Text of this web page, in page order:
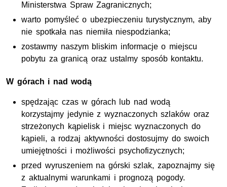
Ministerstwa Spraw Zagranicznych;
warto pomyśleć o ubezpieczeniu turystycznym, aby
nie spotkała nas niemiła niespodzianka;
zostawmy naszym bliskim informacje o miejscu
pobytu za granicą oraz ustalmy sposób kontaktu.
W górach i nad wodą
spędzając czas w górach lub nad wodą
korzystajmy jedynie z wyznaczonych szlaków oraz
strzeżonych kąpielisk i miejsc wyznaczonych do
kąpieli, a rodzaj aktywności dostosujmy do swoich
umiejętności i możliwości psychofizycznych;
przed wyruszeniem na górski szlak, zapoznajmy się
z aktualnymi warunkami i prognozą pogody.